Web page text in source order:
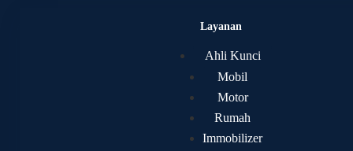
Layanan
Ahli Kunci
Mobil
Motor
Rumah
Immobilizer
Ahli Kunci Bantar Gebang